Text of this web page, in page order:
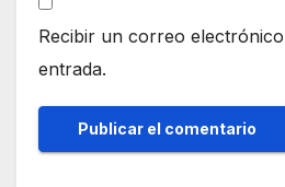
Recibir un correo
entrada.